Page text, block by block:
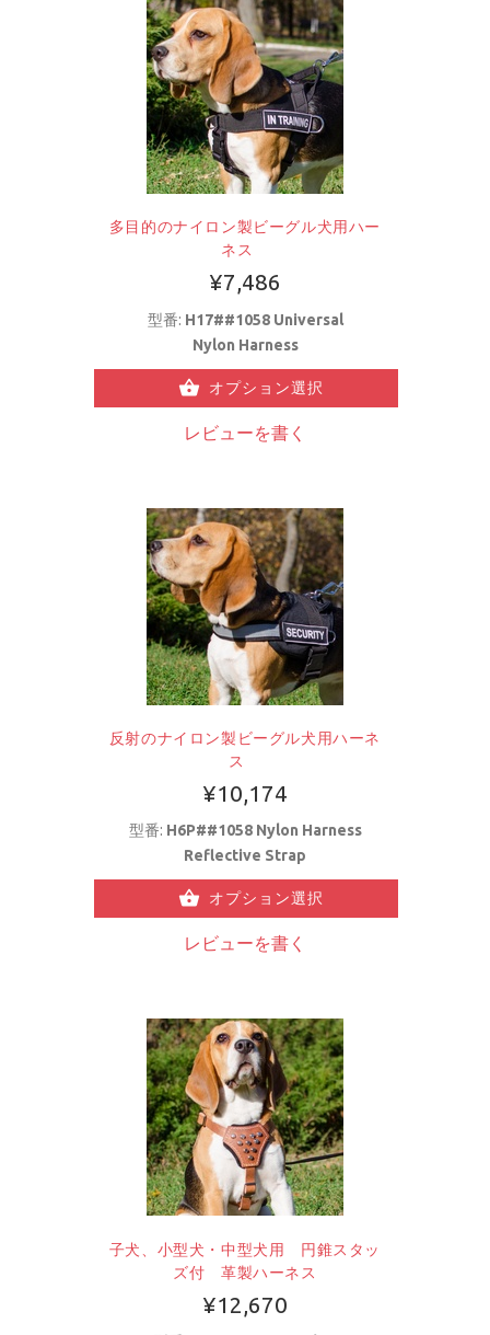
多目的のナイロン製ビーグル犬用ハー
ネス
¥7,486
型番: H17##1058 Universal
Nylon Harness
オプション選択
レビューを書く
反射のナイロン製ビーグル犬用ハーネ
ス
¥10,174
型番: H6P##1058 Nylon Harness
Reflective Strap
オプション選択
レビューを書く
子犬、小型犬・中型犬用 円錐スタッ
ズ付 革製ハーネス
¥12,670